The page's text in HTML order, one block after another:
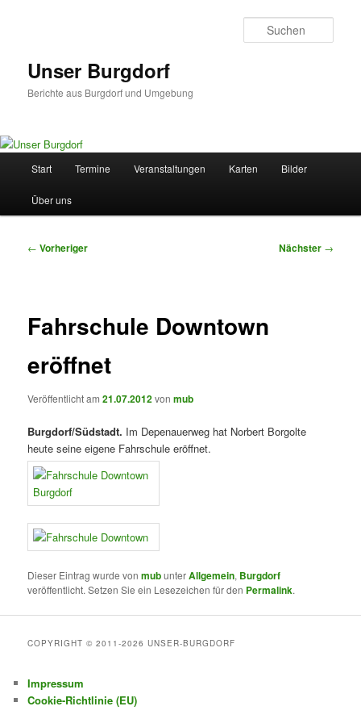
Unser Burgdorf
Berichte aus Burgdorf und Umgebung
Start Termine Veranstaltungen Karten Bilder
Über uns
Beitragsnavigation
← Vorheriger Nächster →
Fahrschule Downtown
eröffnet
Veröffentlicht am21.07.2012vonmub
Burgdorf/Südstadt. Im Depenauerweg hat Norbert Borgolte
heute seine eigene Fahrschule eröffnet.
Dieser Eintrag wurde vonmubunterAllgemein, Burgdorf
veröffentlicht. Setzen Sie ein Lesezeichen für den Permalink.
COPYRIGHT © 2011-2026 UNSER-BURGDORF
Impressum
Cookie-Richtlinie (EU)